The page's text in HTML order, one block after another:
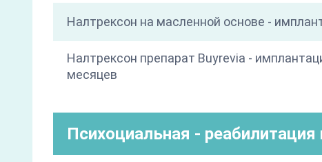
Налтрексон на масленной основе -
Налтрексон препарат Buyrevia -
месяцев
Психоциальная -